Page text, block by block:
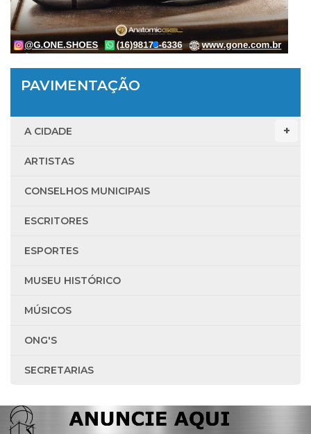
PAVIMENTAÇÃO
A CIDADE
ARTISTAS
CONSELHOS MUNICIPAIS
ESCRITORES
ESPORTES
MUSEU HISTÓRICO
MÚSICOS
ONG'S
SECRETARIAS